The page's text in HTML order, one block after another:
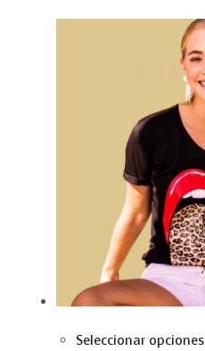
Seleccionar opciones